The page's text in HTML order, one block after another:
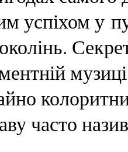
успіхом у
часто